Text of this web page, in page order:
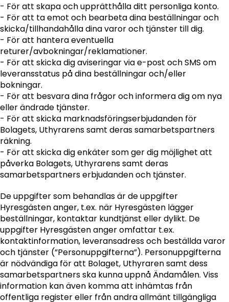
- För att skapa och upprätthålla ditt personliga konto.
- För att ta emot och bearbeta dina beställningar och
skicka/tillhandahålla dina varor och tjänster till dig.
- För att hantera eventuella
returer/avbokningar/reklamationer.
- För att skicka dig aviseringar via e-post och SMS om
leveransstatus på dina beställningar och/eller
bokningar.
- För att besvara dina frågor och informera dig om nya
eller ändrade tjänster.
- För att skicka marknadsföringserbjudanden för
Bolagets, Uthyrarens samt deras samarbetspartners
räkning.
- För att skicka dig enkäter som ger dig möjlighet att
påverka Bolagets, Uthyrarens samt deras
samarbetspartners erbjudanden och tjänster.
De uppgifter som behandlas är de uppgifter
Hyresgästen anger, t.ex. när Hyresgästen lägger
beställningar, kontaktar kundtjänst eller dylikt. De
uppgifter Hyresgästen anger omfattar t.ex.
kontaktinformation, leveransadress och beställda varor
och tjänster (”Personuppgifterna”). Personuppgifterna
är nödvändiga för att Bolaget, Uthyraren samt dess
samarbetspartners ska kunna uppnå Ändamålen. Viss
information kan även komma att inhämtas från
offentliga register eller från andra allmänt tillgängliga